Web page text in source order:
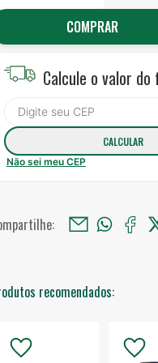
COMPRAR
Calcule o valor
Não sei meu CEP
recomendados: